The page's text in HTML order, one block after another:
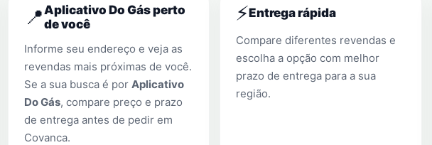
📍Aplicativo Do Gás perto
de você
Informe seu endereço e veja as
revendas mais próximas de você.
Se a sua busca é por Aplicativo
Do Gás, compare preço e prazo
de entrega antes de pedir em
Covanca.
⚡Entrega rápida
Compare diferentes revendas e
escolha a opção com melhor
prazo de entrega para a sua
região.